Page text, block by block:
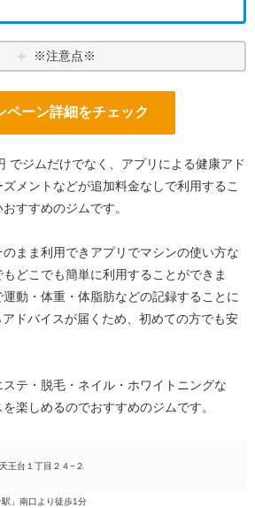
※注意点※
ペーン詳細をチェック
でジムだけでなく、アプリによる健康アド
メントなどが追加料金なしで利用するこ
すすめのジムです。
まま利用できアプリでマシンの使い方な
どこでも簡単に利用することができま
動・体重・体脂肪などの記録することに
ドバイスが届くため、初めての方でも安
ステ・脱毛・ネイル・ホワイトニングな
楽しめるのでおすすめのジムです。
王台１丁目２４−２
」南口より徒歩1分